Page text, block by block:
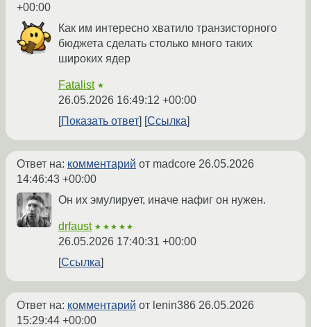
+00:00
Как им интересно хватило транзисторного
бюджета сделать столько много таких
широких ядер
Fatalist ★
26.05.2026 16:49:12 +00:00
Показать ответ
Ссылка
Ответ на: комментарий от madcore 26.05.2026
14:46:43 +00:00
Он их эмулирует, иначе нафиг он нужен.
drfaust ★★★★★
26.05.2026 17:40:31 +00:00
Ссылка
Ответ на: комментарий от lenin386 26.05.2026
15:29:44 +00:00